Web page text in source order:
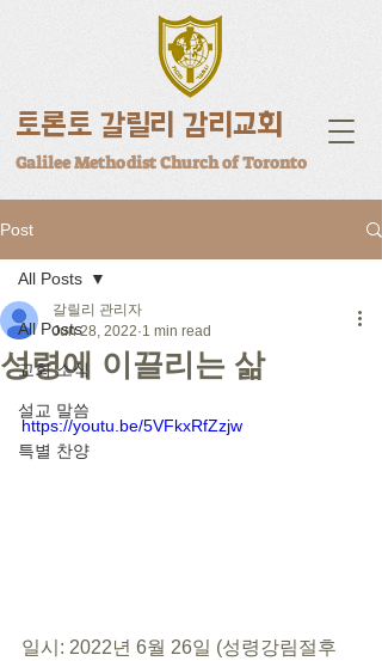
토론토 갈릴리 감리교회
Galilee Methodist Church of Toronto
Post
All Posts
교회 소식
설교 말씀
특별 찬양
All Posts
성령에 이끌리는 삶
갈릴리 관리자
Jun 28, 2022 1 min read
https://youtu.be/5VFkxRfZzjw
일시: 2022년 6월 26일 (성령강림절후